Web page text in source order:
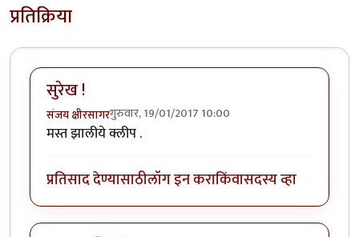
प्रतिक्रिया
सुरेख !
संजय क्षीरसागरगुरुवार, 19/01/2017 10:00
मस्त झालीये क्लीप .
प्रतिसाद देण्यासाठीलॉग इन कराकिंवासदस्य व्हा